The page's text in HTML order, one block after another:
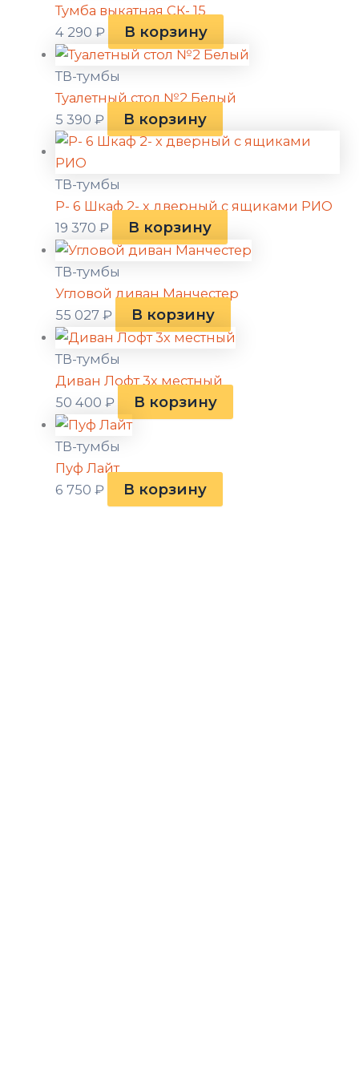
Тумба выкатная СК- 15
4 290₽ В корзину
ТВ-тумбы
Туалетный стол №2 Белый
5 390₽ В корзину
ТВ-тумбы
Р- 6 Шкаф 2- х дверный с ящиками РИО
19 370₽ В корзину
ТВ-тумбы
Угловой диван Манчестер
55 027₽ В корзину
ТВ-тумбы
Диван Лофт 3х местный
50 400₽ В корзину
ТВ-тумбы
Пуф Лайт
6 750₽ В корзину